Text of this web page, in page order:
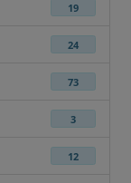
19
24
73
3
12